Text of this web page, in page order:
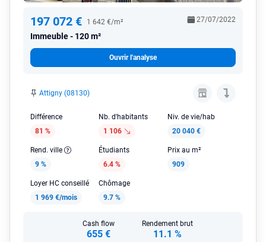
197 072 € 1 642 €/m²
Immeuble 120 m²
27/07/2022
Ouvrir l'analyse
Attigny (08130)
Différence
81 %
Nb. d'habitants
1 106
Niv. de vie/hab
20 040 €
Rend. ville
9 %
Étudiants
6.4 %
Prix au m²
909
Loyer HC conseillé
1 969 €/mois
Chômage
9.7 %
Cash flow
655 €
Rendement brut
11.1 %